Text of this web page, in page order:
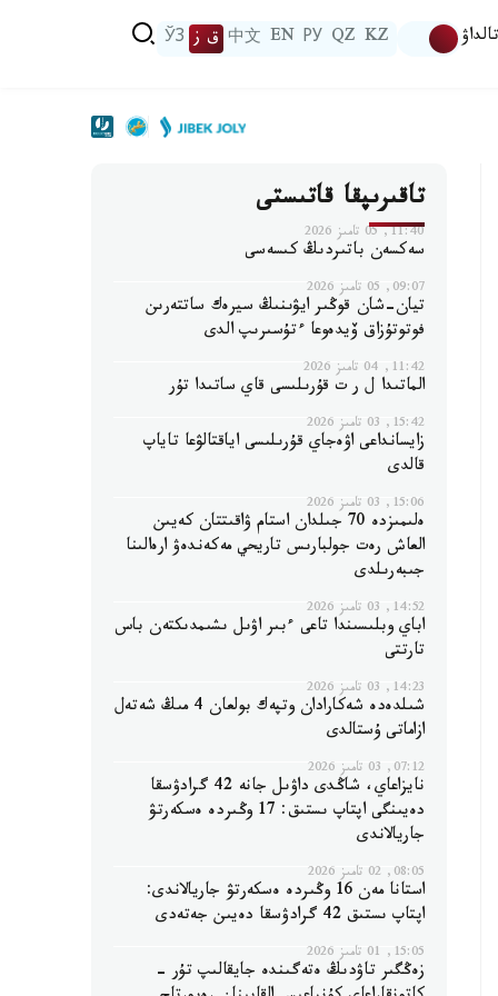
تالداۋ KZ
QZ
РУ
EN
中文 ق ز ЎЗ
تاقىرىپقا قاتىستى
11:40, 05 تامىز 2026
سەكسەن باتىردىڭ كىسەسى
09:07, 05 تامىز 2026
تيان-شان قوڭىر ايۋىنىڭ سيرەك ساتتەرىن
فوتوتۇزاق ۆيدەوعا ءتۇسىرىپ الدى
11:42, 04 تامىز 2026
الماتىدا ل ر ت قۇرىلىسى قاي ساتىدا تۇر
15:42, 03 تامىز 2026
زايسانداعى اۋەجاي قۇرىلىسى اياقتالۋعا تاياپ
قالدى
15:06, 03 تامىز 2026
ەلىمىزدە 70 جىلدان استام ۋاقىتتان كەيىن
العاش رەت جولبارىس تاريحي مەكەندەۋ ارەالىنا
جىبەرىلدى
14:52, 03 تامىز 2026
اباي وبلىسىندا تاعى ءبىر اۋىل ىشىمدىكتەن باس
تارتتى
14:23, 03 تامىز 2026
شىلدەدە شەكارادان وتپەك بولعان 4 مىڭ شەتەل
ازاماتى ۇستالدى
07:12, 03 تامىز 2026
نايزاعاي، شاڭدى داۋىل جانە 42 گرادۋسقا
دەيىنگى اپتاپ ىستىق: 17 وڭىردە ەسكەرتۋ
جاريالاندى
08:05, 02 تامىز 2026
استانا مەن 16 وڭىردە ەسكەرتۋ جاريالاندى:
اپتاپ ىستىق 42 گرادۋسقا دەيىن جەتەدى
15:05, 01 تامىز 2026
زەڭگىر تاۋدىڭ ەتەگىندە جايقالىپ تۇر -